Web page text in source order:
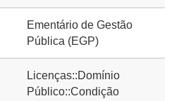
Ementário de Gestão
Pública (EGP)
Licenças::Domínio
Público::Condição